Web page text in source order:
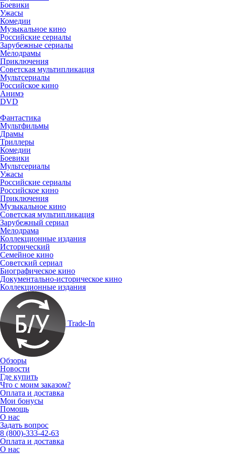
Боевики
Ужасы
Комедии
Музыкальное кино
Российские сериалы
Зарубежные сериалы
Мелодрамы
Приключения
Советская мультипликация
Мультсериалы
Российское кино
Анимэ
DVD
Фантастика
Мультфильмы
Драмы
Триллеры
Комедии
Боевики
Мультсериалы
Ужасы
Российские сериалы
Российское кино
Приключения
Музыкальное кино
Советская мультипликация
Зарубежный сериал
Мелодрама
Коллекционные издания
Исторический
Семейное кино
Советский сериал
Биографическое кино
Документально-историческое кино
Коллекционные издания
Trade-In
Обзоры
Новости
Где купить
Что с моим заказом?
Оплата и доставка
Мои бонусы
Помощь
О нас
Задать вопрос
8 (800)-333-42-63
Оплата и доставка
О нас